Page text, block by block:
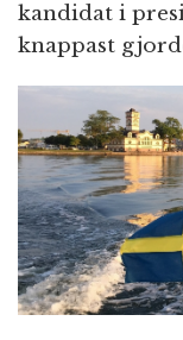
kandidat i
knappast